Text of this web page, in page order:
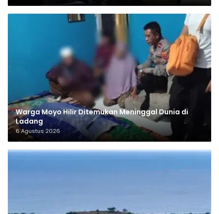
Warga Moyo Hilir Ditemukan Meninggal Dunia di
Ladang
6 Agustus 2026